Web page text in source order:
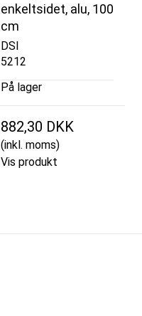
enkeltsidet, alu, 100
cm
DSI
5212
På lager
882,30 DKK
(inkl. moms)
Vis produkt